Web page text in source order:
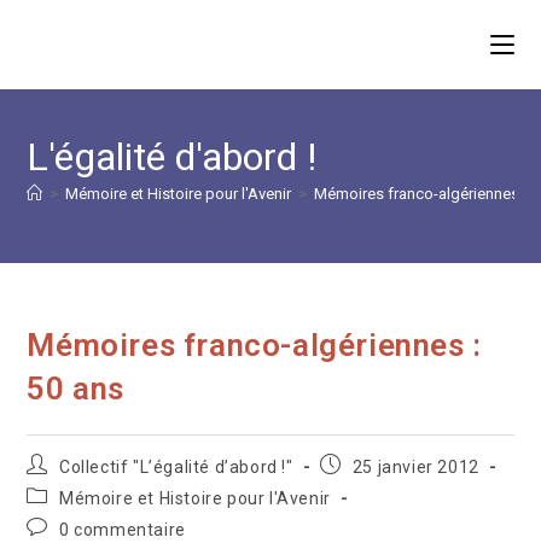
L'égalité d'abord !
> Mémoire et Histoire pour l'Avenir > Mémoires franco-algériennes :
Mémoires franco-algériennes :
50 ans
Auteur/autrice
de
la
publication :
Collectif "L’égalité d’abord !"
Publication
25 janvier 2012
Post
category:
Mémoire et Histoire pour l'Avenir
Commentaires
0 commentaire